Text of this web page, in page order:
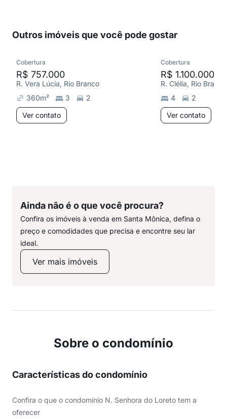
Outros imóveis que você pode gostar
Cobertura
R$ 757.000
R. Vera Lúcia, Rio Branco
360m² 3
2
Ver contato
Cobertura
R$ 1.100.000
R. Clélia, Rio Branco
4
2
Ver contato
Ainda não é o que você procura?
Confira os imóveis à venda em Santa Mônica, defina o
preço e comodidades que precisa e encontre seu lar
ideal.
Ver mais imóveis
Sobre o condomínio
Características do condomínio
Confira o que o condomínio N. Senhora do Loreto tem a
oferecer